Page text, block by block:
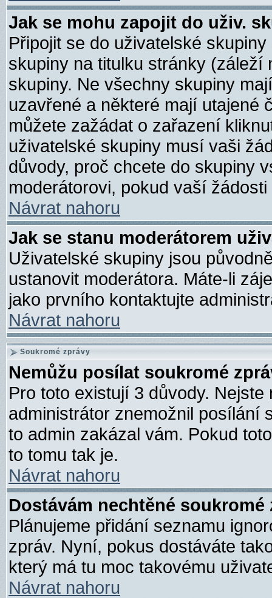
Jak se mohu zapojit do uživ.
Připojit se do uživatelské
skupiny na titulku stránky
skupiny. Ne všechny skupiny
uzavřené a některé mají utajené
můžete zažádat o zařazení
uživatelské skupiny musí vaši
důvody, proč chcete do skupiny
moderátorovi, pokud vaší
Návrat nahoru
Jak se stanu moderátorem
Uživatelské skupiny jsou
ustanovit moderátora. Máte-li
jako prvního kontaktujte
Návrat nahoru
Soukromé zprávy
Nemůžu posílat soukromé
Pro toto existují 3 důvody.
administrátor znemožnil posílání
to admin zakázal vám. Pokud
to tomu tak je.
Návrat nahoru
Dostávám nechtěné soukromé
Plánujeme přidání seznamu
zpráv. Nyní, pokus dostáváte
který má tu moc takovému
Návrat nahoru